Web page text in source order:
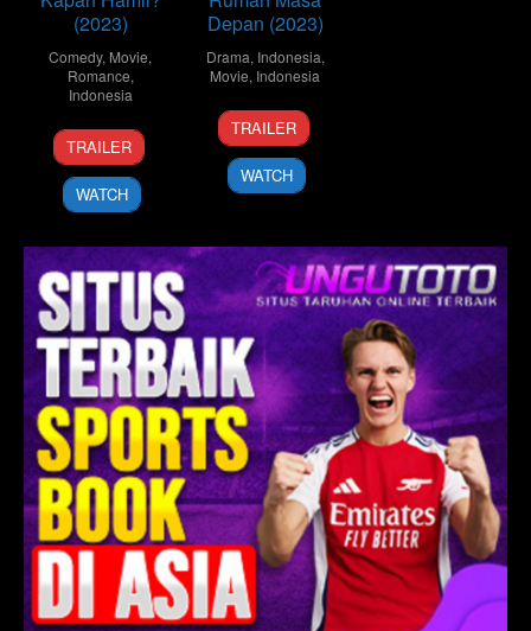
(2023)
Comedy, Movie,
Romance,
Indonesia
14
Dec
2023
Rizal
Mantovani
TRAILER
WATCH
Depan (2023)
Drama, Indonesia,
Movie, Indonesia
7
Dec
2023
Danial
Rifki
TRAILER
WATCH